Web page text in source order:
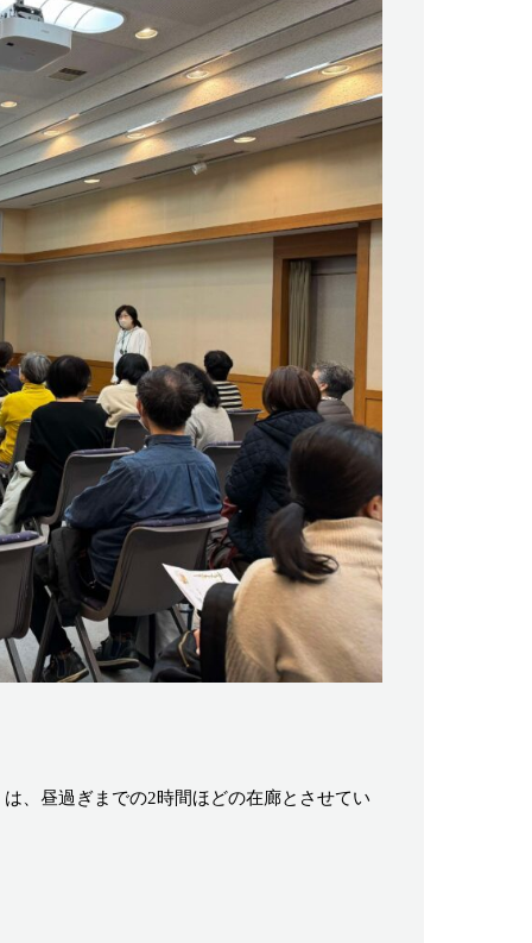
、昼過ぎまでの2時間ほどの在廊とさせてい